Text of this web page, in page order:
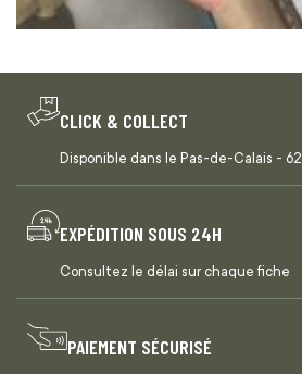
CLICK & COLLECT
Disponible dans le Pas-de-Calais - 62
EXPÉDITION SOUS 24H
Consultez le délai sur chaque fiche
PAIEMENT SÉCURISÉ